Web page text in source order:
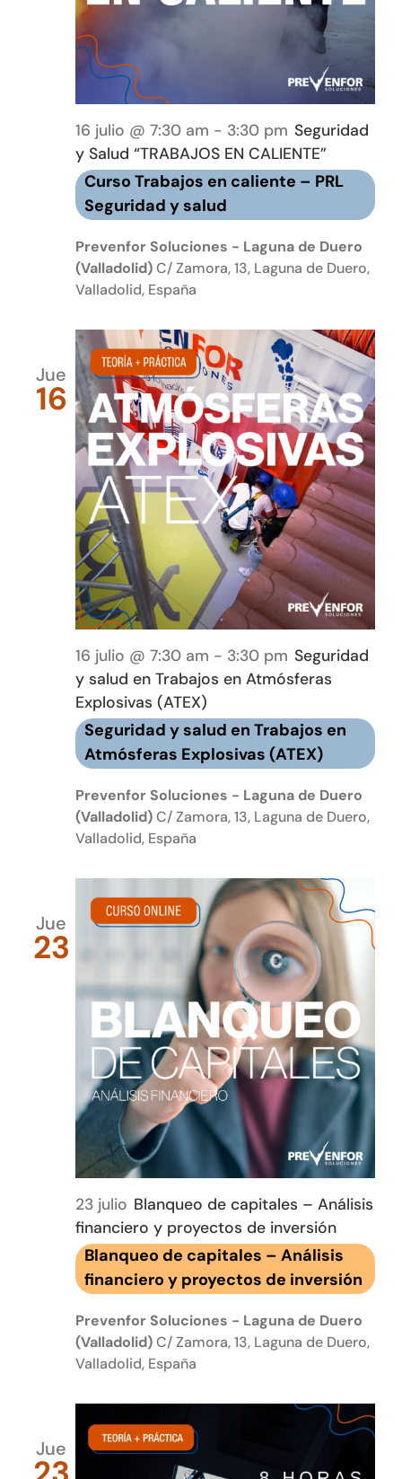
16 julio @ 7:30 am - 3:30 pm Seguridad
y Salud “TRABAJOS EN CALIENTE”
Curso Trabajos en caliente – PRL
Seguridad y salud
Prevenfor Soluciones - Laguna de Duero
(Valladolid)C/ Zamora, 13, Laguna de Duero,
Valladolid, España
Jue
16
16 julio @ 7:30 am - 3:30 pm Seguridad
y salud en Trabajos en Atmósferas
Explosivas (ATEX)
Seguridad y salud en Trabajos en
Atmósferas Explosivas (ATEX)
Prevenfor Soluciones - Laguna de Duero
(Valladolid)C/ Zamora, 13, Laguna de Duero,
Valladolid, España
Jue
23
23 julio Blanqueo de capitales – Análisis
financiero y proyectos de inversión
Blanqueo de capitales – Análisis
financiero y proyectos de inversión
Prevenfor Soluciones - Laguna de Duero
(Valladolid)C/ Zamora, 13, Laguna de Duero,
Valladolid, España
Jue